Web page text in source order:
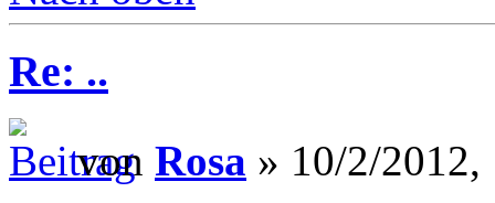
Re: ..
von Rosa » 10/2/2012,